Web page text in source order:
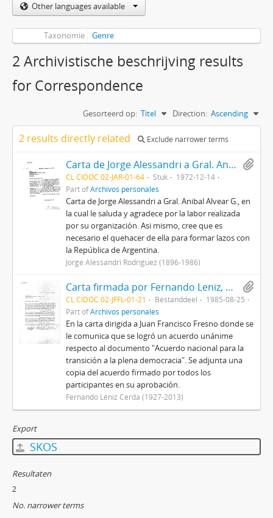
Other languages available
Taxonomie Genre
2 Archivistische beschrijving results
for Correspondence
Gesorteerd op: Titel Direction: Ascending
2 results directly related Exclude narrower terms
Carta de Jorge Alessandri a Gral. Anibal Alvear G.
CL CIDOC 02-JAR-01-64 Stuk
1972-12-14
Part ofArchivos personales
Carta de Jorge Alessandri a Gral. Anibal Alvear G., en
la cual le saluda y agradece por la labor realizada
por su organización. Asi mismo, cree que es
necesario el quehacer de ella para formar lazos con
la República de Argentina.
Jorge Alessandri Rodríguez (1896-1986)
Carta firmada por Fernando Leniz, Sergio Molina y José Zabala a Juan Francisco Fresno Larraín y un anexo con el documento definitivo del Acuerdo Nacional para la transición a la plena democracia
CL CIDOC 02-JFFL-01-21 Bestanddeel
1985-08-25
Part ofArchivos personales
En la carta dirigida a Juan Francisco Fresno donde se
le comunica que se logró un acuerdo unánime
respecto al documento "Acuerdo nacional para la
transición a la plena democracia". Se adjunta una
copia del acuerdo firmado por todos los
participantes en su aprobación.
Fernando Léniz Cerda (1927-2013)
Export
SKOS
Resultaten
2
No. narrower terms